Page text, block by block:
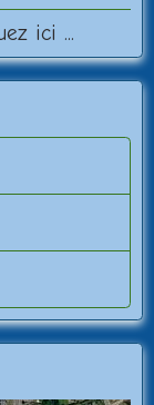
ici ...